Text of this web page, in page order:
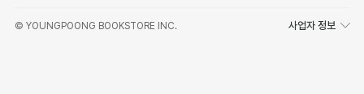
© YOUNGPOONG BOOKSTORE INC. 사업자 정보